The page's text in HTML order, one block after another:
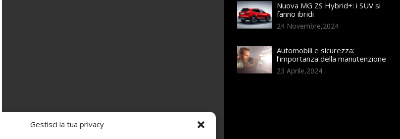
Gestisci la tua privacy
Nuova MG ZS Hybrid+: i SUV si
fanno ibridi
24 Novembre,2024
Automobili e sicurezza:
l’importanza della manutenzione
23 Aprile,2024